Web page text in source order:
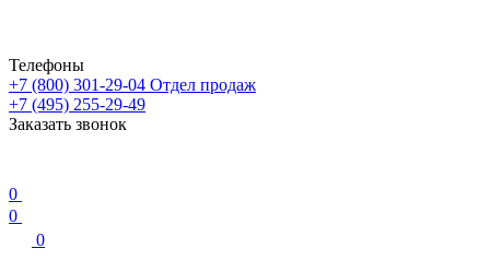
Телефоны
+7 (800) 301-29-04 Отдел продаж
+7 (495) 255-29-49
Заказать звонок
0
0
0